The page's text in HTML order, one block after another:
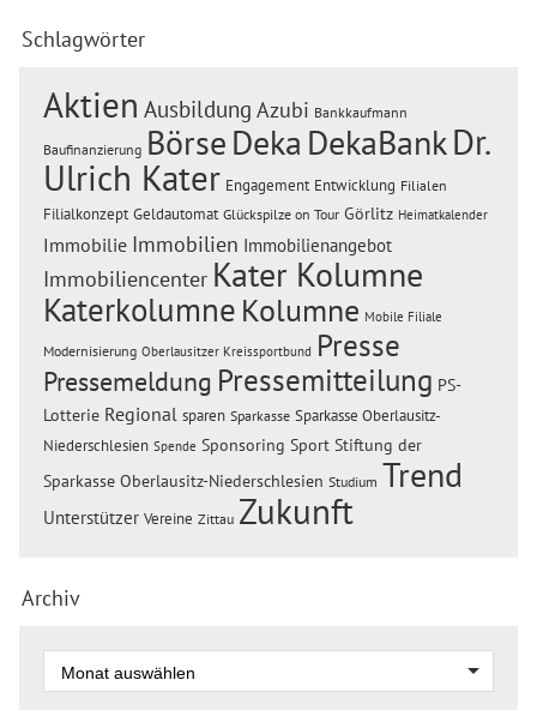
Schlagwörter
Aktien Ausbildung Azubi Bankkaufmann
Baufinanzierung BörseDeka DekaBankDr.
Ulrich Kater Engagement Entwicklung Filialen
Filialkonzept Geldautomat Glückspilze on Tour Görlitz Heimatkalender
Immobilie Immobilien Immobilienangebot
Immobiliencenter Kater Kolumne
Katerkolumne Kolumne Mobile Filiale
Modernisierung Oberlausitzer Kreissportbund Presse
Pressemeldung Pressemitteilung PS-
Lotterie Regional sparen Sparkasse Sparkasse Oberlausitz-
Niederschlesien Spende Sponsoring Sport Stiftung der
Sparkasse Oberlausitz-Niederschlesien Studium Trend
Unterstützer Vereine Zittau Zukunft
Archiv